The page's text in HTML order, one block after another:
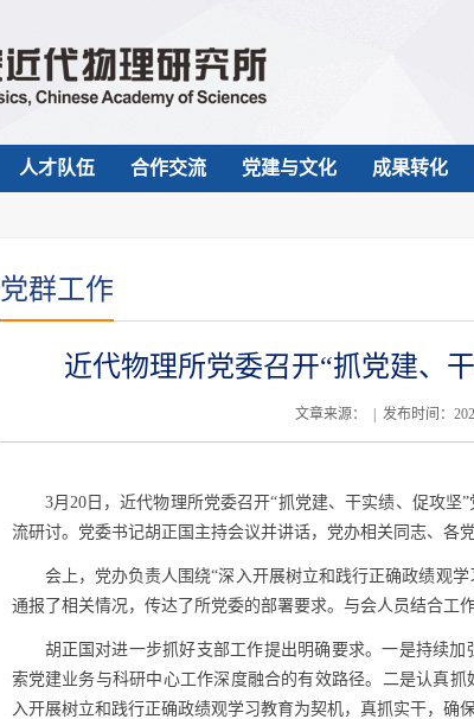
人才队伍 合作交流 党建与文化 成果转化
党群工作
近代物理所党委召开“抓党建、
文章来源： | 发布时间：
3月 20日，近代物理所党委召开“抓党建、干实绩、促攻坚
流研讨。党委书记胡正国主持会议并讲话，党办相关同志、各
会上，党办负责人围绕“深入开展树立和践行正确政绩观
通报了相关情况，传达了所党委的部署要求。与会人员结合工
胡正国对进一步抓好支部工作提出明确要求。一是持续
索党建业务与科研中心工作深度融合的有效路径。二是认真
入开展树立和践行正确政绩观学习教育为契机，真抓实干，确